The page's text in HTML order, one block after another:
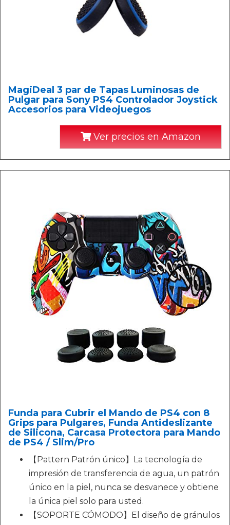
MagiDeal 3 par de Tapas Luminosas de
Pulgar para Sony PS4 Controlador Joystick
Accesorios para Videojuegos
Ver precios en Amazon
Funda para Cubrir el Mando de PS4 con 8
Grips para Pulgares, Funda Antideslizante
de Silicona, Carcasa Protectora para Mando
de PS4 / Slim/Pro
【Pattern Patrón único】La tecnología de
impresión de transferencia de agua, un patrón
único en la piel, nunca se desvanece y obtiene
la única piel solo para usted.
【SOPORTE CÓMODO】El diseño de gránulos